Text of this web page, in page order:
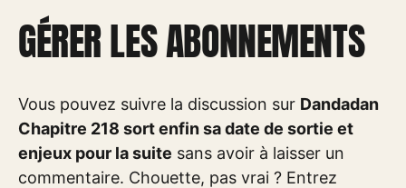
GÉRER LES ABONNEMENTS
Vous pouvez suivre la discussion sur Dandadan
Chapitre 218 sort enfin sa date de sortie et
enjeux pour la suite sans avoir à laisser un
commentaire. Chouette, pas vrai ? Entrez